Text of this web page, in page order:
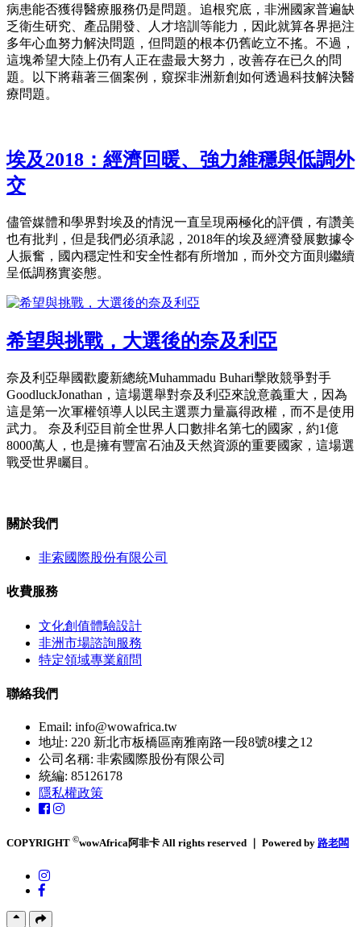
病患能否獲得醫療服務仍是問題。追根究底，非洲國家普遍缺
乏衛生研究、產品開發、人才培訓等能力，因此就算各界挹注
多年心血努力解決問題，但問題的根本仍舊屹立不搖。不過，
這塊希望大陸上仍有人正在盡最大努力，改善存在已久的問
題。以下將藉著三個案例，窺探非洲新創如何透過科技解決醫
療問題。
埃及2018：經濟回暖、強力維穩與低調外
交
儘管媒體和學界對埃及的情況一直呈現兩極化的評價，有讚美
也有批判，但是我們必須承認，2018年的埃及經濟發展數據令
人振奮，國內穩定性和安全性都有所增加，而外交方面則繼續
呈低調務實姿態。
希望與挑戰，大選後的奈及利亞
奈及利亞舉國歡慶新總統Muhammadu Buhari擊敗競爭對手
GoodluckJonathan，這場選舉對奈及利亞來說意義重大，因為
這是第一次軍權領導人以民主選票力量贏得政權，而不是使用
武力。 奈及利亞目前全世界人口數排名第七的國家，約1億
8000萬人，也是擁有豐富石油及天然資源的重要國家，這場選
戰受世界矚目。
關於我們
非索國際股份有限公司
收費服務
文化創值體驗設計
非洲市場諮詢服務
特定領域專業顧問
聯絡我們
Email: info@wowafrica.tw
地址: 220 新北市板橋區南雅南路一段8號8樓之12
公司名稱: 非索國際股份有限公司
統編: 85126178
隱私權政策
COPYRIGHT ©wowAfrica阿非卡 All rights reserved ｜ Powered by 路老闆